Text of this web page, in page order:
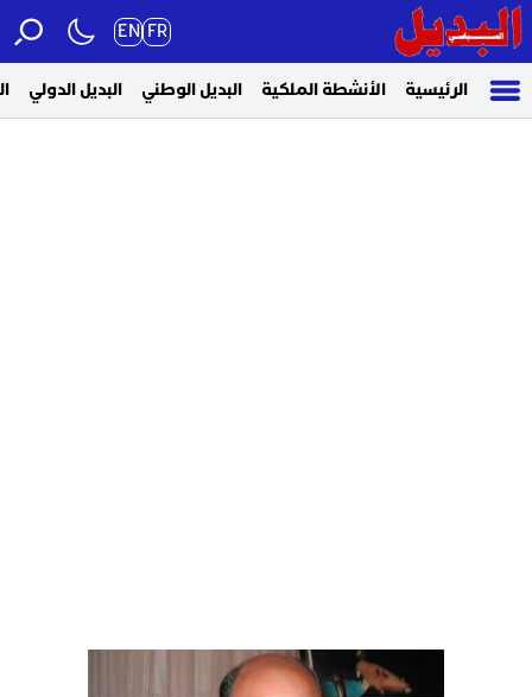
FR
EN
الرئيسية الأنشطة الملكية البديل الوطني البديل الدولي